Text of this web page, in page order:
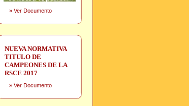
» Ver Documento
NUEVA NORMATIVA
TITULO DE
CAMPEONES DE LA
RSCE 2017
» Ver Documento